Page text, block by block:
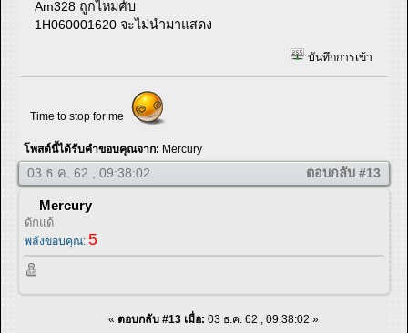
Am328 ถูกไหมคับ
1H060001620 จะไม่นำมาแสดง
บันทึกการเข้า
Time to stop for me
โพสต์นี้ได้รับคำขอบคุณจาก: Mercury
03 ธ.ค. 62 , 09:38:02 ตอบกลับ #13
Mercury
ดักแด้
พลังขอบคุณ: 5
« ตอบกลับ #13 เมื่อ: 03 ธ.ค. 62 , 09:38:02 »